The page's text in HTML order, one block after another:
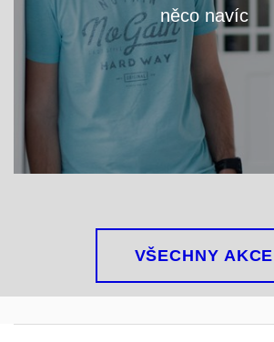
něco navíc
VÍCE
VŠECHNY AKCE